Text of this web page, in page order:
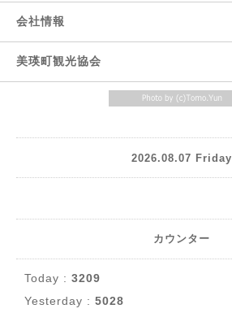
会社情報
美瑛町観光協会
2026.08.07 Friday
カウンター
Today : 3209
Yesterday : 5028